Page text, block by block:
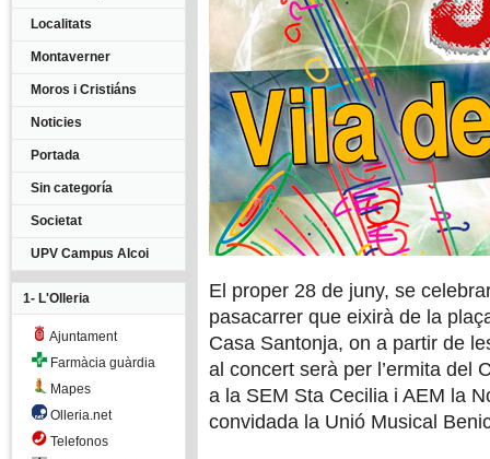
Localitats
Montaverner
Moros i Cristiáns
Noticies
Portada
Sin categoría
Societat
UPV Campus Alcoi
1- L'Olleria
Ajuntament
Farmàcia guàrdia
Mapes
Olleria.net
Telefonos
El proper 28 de juny, se
pasacarrer que eixirà de la
Casa Santonja, on a partir de
al concert serà per l’ermita del
a la SEM Sta Cecilia i AEM la
convidada la Unió Musical